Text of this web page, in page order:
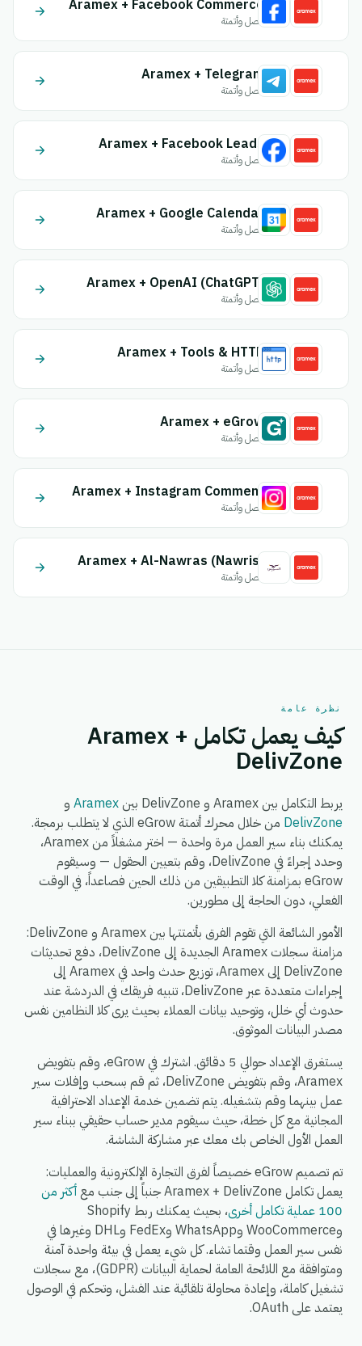
Aramex + Facebook Commerce
اتصل وأتمتة
Aramex + Telegram
اتصل وأتمتة
Aramex + Facebook Leads
اتصل وأتمتة
Aramex + Google Calendar
اتصل وأتمتة
Aramex + OpenAI (ChatGPT)
اتصل وأتمتة
Aramex + Tools & HTTP
اتصل وأتمتة
Aramex + eGrow
اتصل وأتمتة
Aramex + Instagram Comment
اتصل وأتمتة
Aramex + Al-Nawras (Nawris)
اتصل وأتمتة
نظرة عامة
كيف يعمل تكامل Aramex +
DelivZone
يربط التكامل بين Aramex و DelivZone بين Aramex و
DelivZone
من خلال محرك أتمتة eGrow الذي لا يتطلب برمجة.
يمكنك بناء سير العمل مرة واحدة — اختر مشغلاً من Aramex،
وحدد إجراءً في DelivZone، وقم بتعيين الحقول — وسيقوم
eGrow بمزامنة كلا التطبيقين من ذلك الحين فصاعداً، في الوقت
الفعلي، دون الحاجة إلى مطورين.
الأمور الشائعة التي تقوم الفرق بأتمتتها بين Aramex و DelivZone:
مزامنة سجلات Aramex الجديدة إلى DelivZone، دفع تحديثات
DelivZone إلى Aramex، توزيع حدث واحد في Aramex إلى
إجراءات متعددة عبر DelivZone، تنبيه فريقك في الدردشة عند
حدوث أي خلل، وتوحيد بيانات العملاء بحيث يرى كلا النظامين نفس
مصدر البيانات الموثوق.
يستغرق الإعداد حوالي 5 دقائق. اشترك في eGrow، وقم بتفويض
Aramex، وقم بتفويض DelivZone، ثم قم بسحب وإفلات سير
عمل بينهما وقم بتشغيله. يتم تضمين خدمة الإعداد الاحترافية
المجانية مع كل خطة، حيث سيقوم مدير حساب حقيقي ببناء سير
العمل الأول الخاص بك معك عبر مشاركة الشاشة.
تم تصميم eGrow خصيصاً لفرق التجارة الإلكترونية والعمليات:
يعمل تكامل Aramex + DelivZone جنباً إلى جنب مع
أكثر من
100 عملية تكامل أخرى
، بحيث يمكنك ربط Shopify
وWooCommerce وWhatsApp وFedEx وDHL وغيرها في
نفس سير العمل وقتما تشاء. كل شيء يعمل في بيئة واحدة آمنة
ومتوافقة مع اللائحة العامة لحماية البيانات (GDPR)، مع سجلات
تشغيل كاملة، وإعادة محاولة تلقائية عند الفشل، وتحكم في الوصول
يعتمد على OAuth.